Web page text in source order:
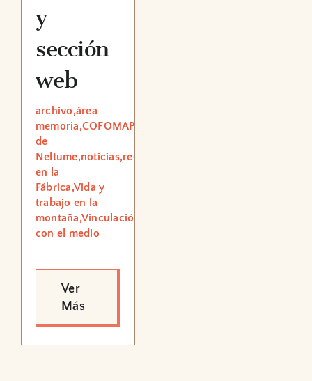
y
sección
web
archivo,área
memoria,COFOMAP,Educación,Museo
de
Neltume,noticias,redes,Trabajo
en la
Fábrica,Vida y
trabajo en la
montaña,Vinculación
con el medio
Ver
Más